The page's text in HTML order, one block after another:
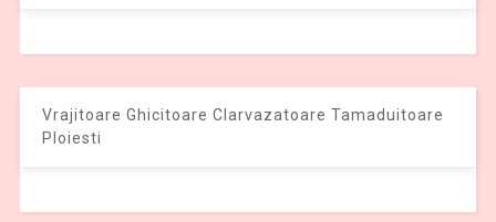
Vrajitoare Ghicitoare Clarvazatoare Tamaduitoare
Ploiesti